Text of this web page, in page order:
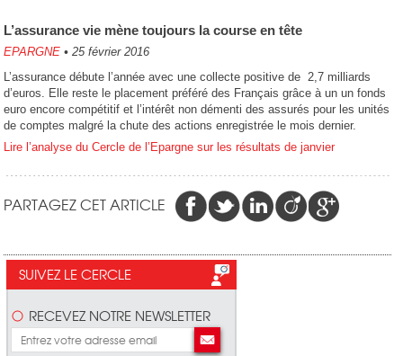
L’assurance vie mène toujours la course en tête
EPARGNE • 25 février 2016
L’assurance débute l’année avec une collecte positive de 2,7 milliards
d’euros. Elle reste le placement préféré des Français grâce à un un fonds
euro encore compétitif et l’intérêt non démenti des assurés pour les unités
de comptes malgré la chute des actions enregistrée le mois dernier.
Lire l’analyse du Cercle de l’Epargne sur les résultats de janvier
PARTAGEZ CET ARTICLE
SUIVEZ LE CERCLE
RECEVEZ NOTRE NEWSLETTER